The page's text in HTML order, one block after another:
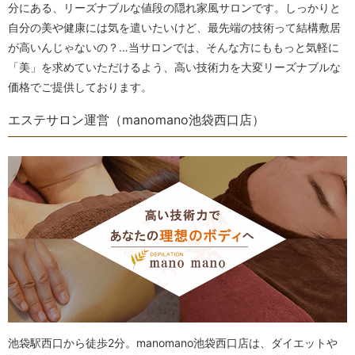
分にある、リーズナブルな値段の隠れ家風サロンです。しっかりと
自分の美や健康には気を遣いたいけど、最先端の技術って結構敷居
が高いんじゃないの？…当サロンでは、そんな方にももっと気軽に
「美」を求めていただけるよう、高い技術力を大変リーズナブルな
価格でご提供しております。
エステサロン運営（manomano池袋西口店）
池袋駅西口から徒歩2分。manomano池袋西口店は、ダイエットや